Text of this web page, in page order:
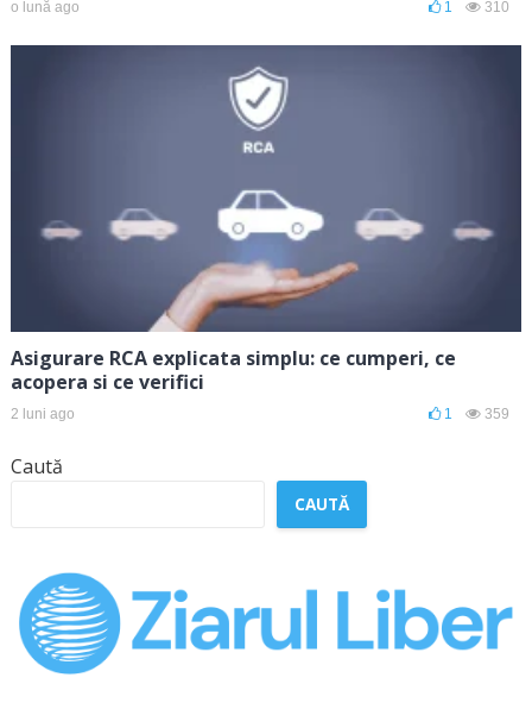
o lună ago 1 310
Asigurare RCA explicata simplu: ce cumperi, ce
acopera si ce verifici
2 luni ago 1 359
Caută
CAUTĂ